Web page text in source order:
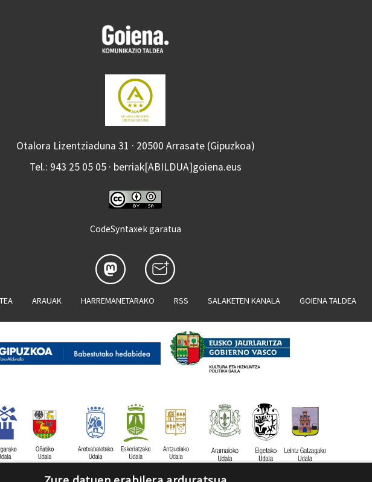
Otalora Lizentziaduna 31 · 20500 Arrasate (Gipuzkoa)
Tel.: 943 25 05 05 · berriak[ABILDUA]goiena.eus
CodeSyntaxek garatua
ARAUAK HARREMANETARAKO RSS SALAKETEN KANALA GOIENA TALDEA